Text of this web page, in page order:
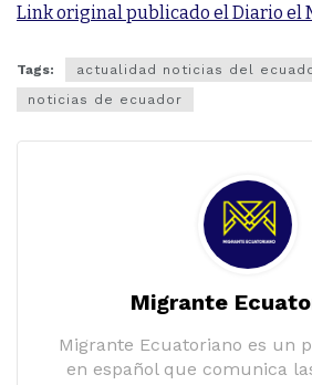
Link original publicado el Diario el
Tags:
actualidad noticias del
noticias de ecuador
Migrante
Migrante Ecuatoriano es un
en español que comunica